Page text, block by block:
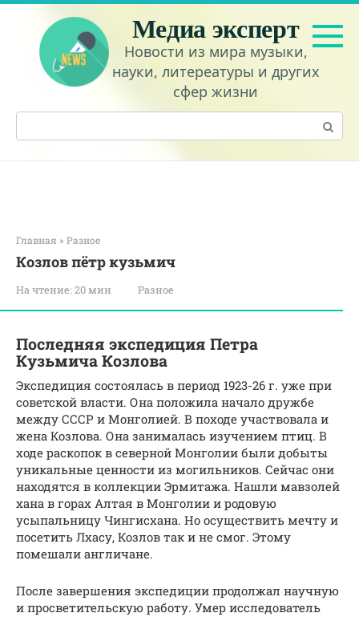
Перейти
контенту
Медиа эксперт
Новости из мира музыки,
науки, литереатуры и других
сфер жизни
Поиск:
Главная » Разное
Козлов пётр кузьмич
На чтение: 20 мин Разное
Последняя экспедиция Петра
Кузьмича Козлова
Экспедиция состоялась в период 1923-26 г. уже при
советской власти. Она положила начало дружбе
между СССР и Монголией. В походе участвовала и
жена Козлова. Она занималась изучением птиц. В
ходе раскопок в северной Монголии были добыты
уникальные ценности из могильников. Сейчас они
находятся в коллекции Эрмитажа. Нашли мавзолей
хана в горах Алтая в Монголии и родовую
усыпальницу Чингисхана. Но осуществить мечту и
посетить Лхасу, Козлов так и не смог. Этому
помешали англичане.
После завершения экспедиции продолжал научную
и просветительскую работу. Умер исследователь